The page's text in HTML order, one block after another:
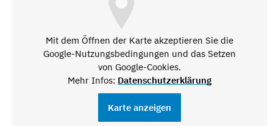
Mit dem Öffnen der Karte akzeptieren Sie die
Google-Nutzungsbedingungen und das Setzen
von Google-Cookies.
Mehr Infos: Datenschutzerklärung
Karte anzeigen